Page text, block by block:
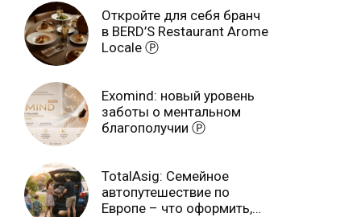
Откройте для себя бранч
в BERD’S Restaurant Arome
Locale Ⓟ
Exomind: новый уровень
заботы о ментальном
благополучии Ⓟ
TotalAsig: Семейное
автопутешествие по
Европе – что оформить,